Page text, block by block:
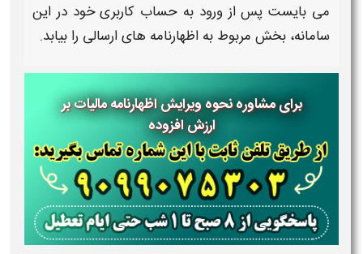
می بایست پس از ورود به حساب کاربری خود در این
سامانه، بخش مربوط به اظهارنامه های ارسالی را بیابد.
برای مشاوره نحوه ویرایش اظهارنامه مالیات بر
ارزش افزوده